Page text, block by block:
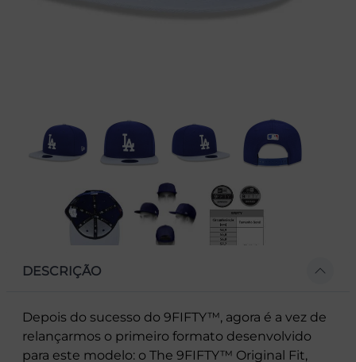
DESCRIÇÃO
Depois do sucesso do 9FIFTY™, agora é a vez de
relançarmos o primeiro formato desenvolvido
para este modelo: o The 9FIFTY™ Original Fit,